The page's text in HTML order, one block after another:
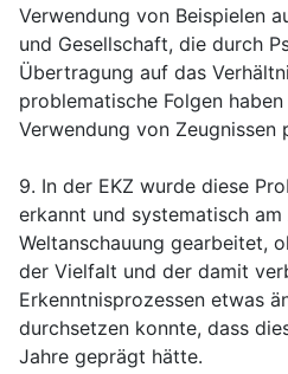
Verwendung von Beispielen
und Gesellschaft, die durch
Übertragung auf das
problematische Folgen
Verwendung von Zeugnissen
9. In der EKZ wurde diese
erkannt und systematisch
Weltanschauung gearbeitet,
der Vielfalt und der damit
Erkenntnisprozessen etwas
durchsetzen konnte, dass
Jahre geprägt hätte.